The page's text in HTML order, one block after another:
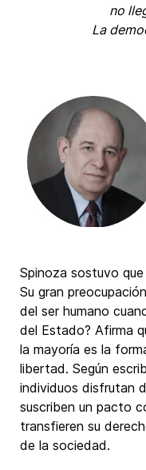
no
La
Spinoza sostuvo
Su gran
del ser humano
del Estado? Afirma
la mayoría es la
libertad. Según
individuos disfrutan
suscriben un pacto
transfieren su
de la sociedad.